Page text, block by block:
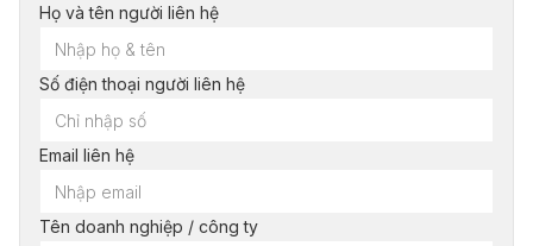
Họ và tên người liên hệ
Số điện thoại người liên hệ
Email liên hệ
Tên doanh nghiệp / công ty